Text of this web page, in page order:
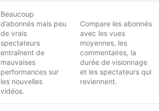
Beaucoup
d’abonnés mais peu
de vrais
spectateurs
entraînent de
mauvaises
performances sur
les nouvelles
vidéos.
Compare les abonnés
avec les vues
moyennes, les
commentaires, la
durée de visionnage
et les spectateurs qui
reviennent.